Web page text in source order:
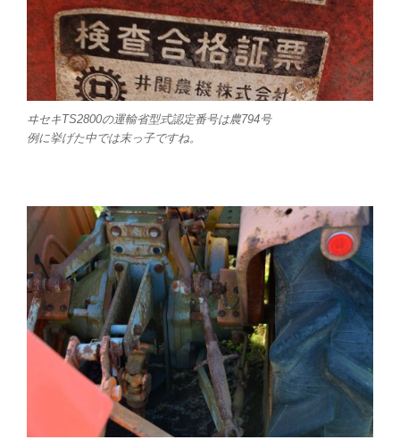
ヰセキTS2800の運輸省型式認定番号は農794号
例に挙げた中では末っ子ですね。